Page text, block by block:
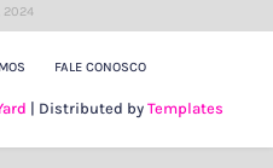
2024
FALE CONOSCO
| Distributed by Templates